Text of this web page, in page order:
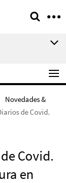
Novedades &
de Covid.
Covid.
en